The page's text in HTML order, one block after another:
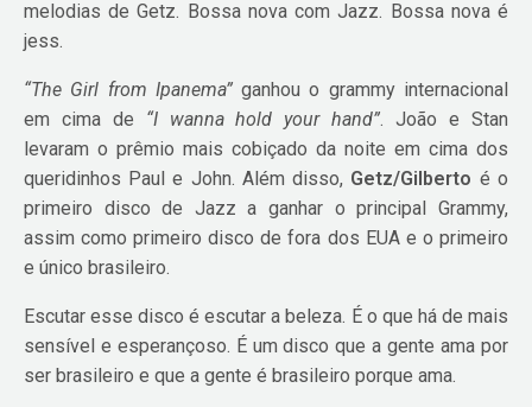
melodias de Getz. Bossa nova com Jazz. Bossa nova é
jess.
“The Girl from Ipanema”ganhou o grammy internacional
em cima de “I wanna hold your hand”. João e Stan
levaram o prêmio mais cobiçado da noite em cima dos
queridinhos Paul e John. Além disso, Getz/Gilberto é o
primeiro disco de Jazz a ganhar o principal Grammy,
assim como primeiro disco de fora dos EUA e o primeiro
e único brasileiro.
Escutar esse disco é escutar a beleza. É o que há de mais
sensível e esperançoso. É um disco que a gente ama por
ser brasileiro e que a gente é brasileiro porque ama.